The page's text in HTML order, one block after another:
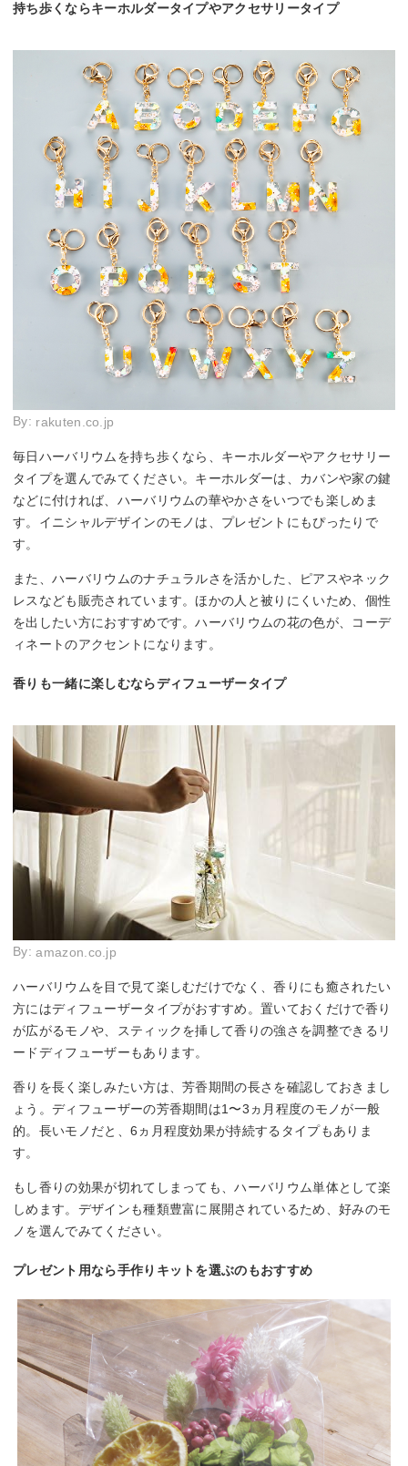
持ち歩くならキーホルダータイプやアクセサリータイプ
By: rakuten.co.jp
毎日ハーバリウムを持ち歩くなら、キーホルダーやアクセサリー
タイプを選んでみてください。キーホルダーは、カバンや家の鍵
などに付ければ、ハーバリウムの華やかさをいつでも楽しめま
す。イニシャルデザインのモノは、プレゼントにもぴったりで
す。
また、ハーバリウムのナチュラルさを活かした、ピアスやネック
レスなども販売されています。ほかの人と被りにくいため、個性
を出したい方におすすめです。ハーバリウムの花の色が、コーデ
ィネートのアクセントになります。
香りも一緒に楽しむならディフューザータイプ
By:amazon.co.jp
ハーバリウムを目で見て楽しむだけでなく、香りにも癒されたい
方にはディフューザータイプがおすすめ。置いておくだけで香り
が広がるモノや、スティックを挿して香りの強さを調整できるリ
ードディフューザーもあります。
香りを長く楽しみたい方は、芳香期間の長さを確認しておきまし
ょう。ディフューザーの芳香期間は1〜3ヵ月程度のモノが一般
的。長いモノだと、6ヵ月程度効果が持続するタイプもありま
す。
もし香りの効果が切れてしまっても、ハーバリウム単体として楽
しめます。デザインも種類豊富に展開されているため、好みのモ
ノを選んでみてください。
プレゼント用なら手作りキットを選ぶのもおすすめ